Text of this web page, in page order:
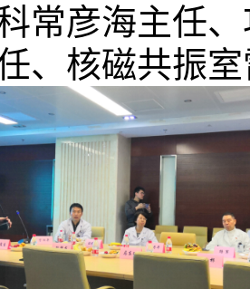
常彦海主任
、核磁共振